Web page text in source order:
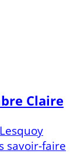
Claire
savoir-faire